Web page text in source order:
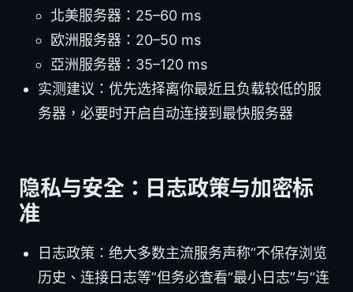
北美服务器：25–60 ms
欧洲服务器：20–50 ms
亞洲服务器：35–120 ms
实测建议：优先选择离你最近且负载较低的服
务器，必要时开启自动连接到最快服务器
隐私与安全：日志政策与加密标
准
日志政策：绝大多数主流服务声称“不保存浏览
历史、连接日志等”但务必查看“最小日志”与“连